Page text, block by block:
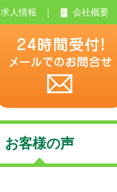
求人情報 会社概要
お客様の声